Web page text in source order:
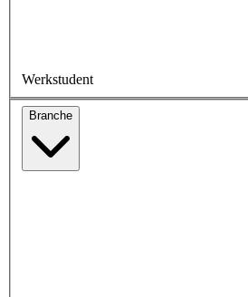
Werkstudent
Branche